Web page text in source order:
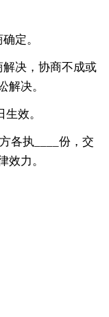
定。
决，协商不成或
解决。
效。
各执____份，交
效力。